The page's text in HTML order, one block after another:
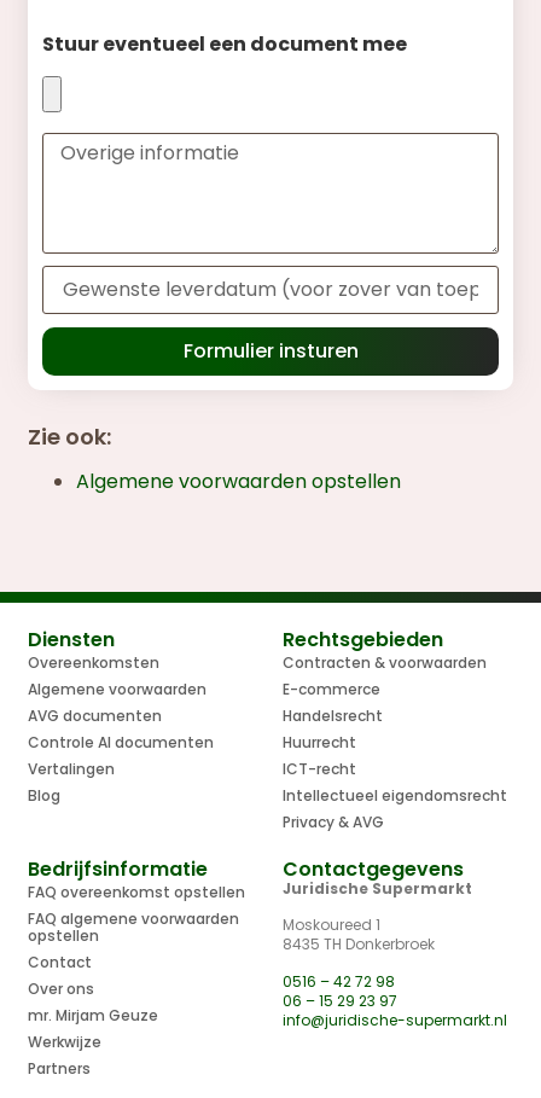
Stuur eventueel een document mee
Formulier insturen
Zie ook:
Algemene voorwaarden opstellen
Diensten
Overeenkomsten
Algemene voorwaarden
AVG documenten
Controle AI documenten
Vertalingen
Blog
Rechtsgebieden
Contracten & voorwaarden
E-commerce
Handelsrecht
Huurrecht
ICT-recht
Intellectueel eigendomsrecht
Privacy & AVG
Bedrijfsinformatie
FAQ overeenkomst opstellen
FAQ algemene voorwaarden
opstellen
Contact
Over ons
mr. Mirjam Geuze
Werkwijze
Partners
Contactgegevens
Juridische Supermarkt
Moskoureed 1
8435 TH Donkerbroek
0516 – 42 72 98
06 – 15 29 23 97
info@juridische-supermarkt.nl